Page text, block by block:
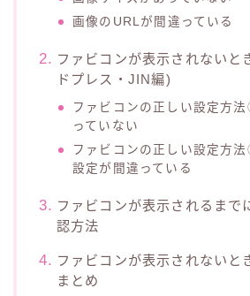
画像のURLが間違っている
ファビコンが表示されないと
ドプレス・JIN編)
ファビコンの正しい設定方
っていない
ファビコンの正しい設定方
設定が間違っている
ファビコンが表示されるまで
認方法
ファビコンが表示されないと
まとめ